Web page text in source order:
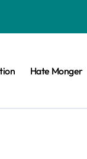
वीडियो AI जेनरेटेड है
Hate Monger